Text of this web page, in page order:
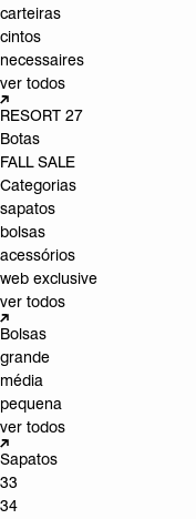
carteiras
cintos
necessaires
ver todos
RESORT 27
Botas
FALL SALE
Categorias
sapatos
bolsas
acessórios
web exclusive
ver todos
Bolsas
grande
média
pequena
ver todos
Sapatos
33
34